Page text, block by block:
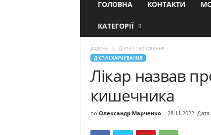
ГОЛОВНА КОНТАКТИ
КАТЕГОРІЇ
додому Дієти і харчування
ДІЄТИ І ХАРЧУВАННЯ
Лікар назвав
кишечника
по Олександр Марченко- 28.11.2022